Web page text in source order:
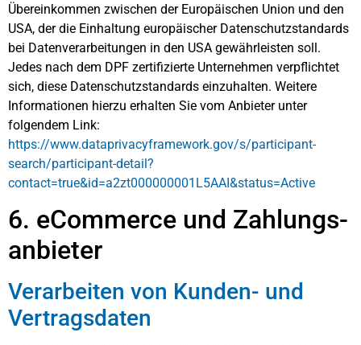
Übereinkommen zwischen der Europäischen Union und den
USA, der die Einhaltung europäischer Datenschutzstandards
bei Datenverarbeitungen in den USA gewährleisten soll.
Jedes nach dem DPF zertifizierte Unternehmen verpflichtet
sich, diese Datenschutzstandards einzuhalten. Weitere
Informationen hierzu erhalten Sie vom Anbieter unter
folgendem Link:
https://www.dataprivacyframework.gov/s/participant-
search/participant-detail?
contact=true&id=a2zt000000001L5AAI&status=Active
6. eCommerce und Zahlungs­
anbieter
Verarbeiten von Kunden- und
Vertragsdaten